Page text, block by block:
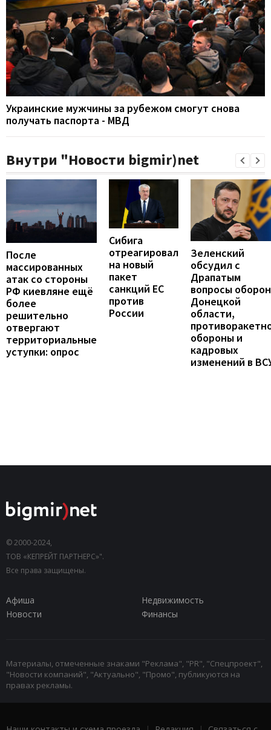
Украинские мужчины за рубежом смогут снова
получать паспорта - МВД
Внутри "Новости bigmir)net
После
массированных
атак со стороны
РФ киевляне ещё
более
решительно
отвергают
территориальные
уступки: опрос
Сибига
отреагировал
на новый
пакет
санкций ЕС
против
России
Зеленский
обсудил с
Драпатым
вопросы
Донецкой
области,
обороны и
кадровых
изменений в
© 2000-2024,
ТОВ «КЕПРЕЙТ ПАРТНЕРС»".
Все права защищены.
Афиша
Недвижимость
Новости
Финансы
Материалы, отмеченные знаками "Реклама", "PR", "Спецпроект",
"Новости компаний", "Актуально", "Промо", публикуются на
правах рекламы.